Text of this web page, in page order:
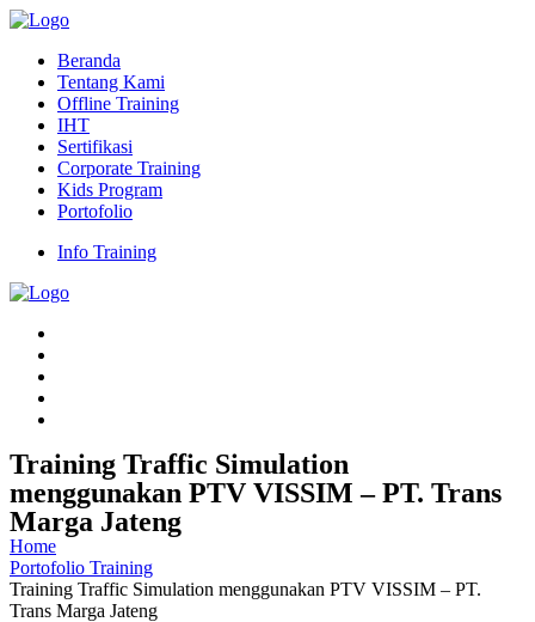
Beranda
Tentang Kami
Offline Training
IHT
Sertifikasi
Corporate Training
Kids Program
Portofolio
Info Training
Training Traffic Simulation
menggunakan PTV VISSIM – PT. Trans
Marga Jateng
Home
Portofolio Training
Training Traffic Simulation menggunakan PTV VISSIM – PT.
Trans Marga Jateng